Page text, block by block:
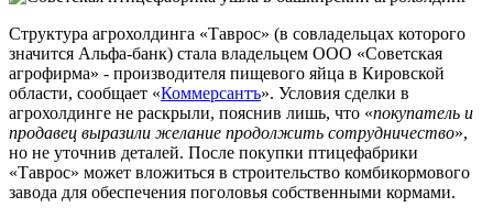
Структура агрохолдинга «Таврос» (в совладельцах которого
значится Альфа-банк) стала владельцем ООО «Советская
агрофирма» - производителя пищевого яйца в Кировской
области, сообщает «Коммерсантъ». Условия сделки в
агрохолдинге не раскрыли, пояснив лишь, что «покупатель и
продавец выразили желание продолжить сотрудничество»,
но не уточнив деталей. После покупки птицефабрики
«Таврос» может вложиться в строительство комбикормового
завода для обеспечения поголовья собственными кормами.